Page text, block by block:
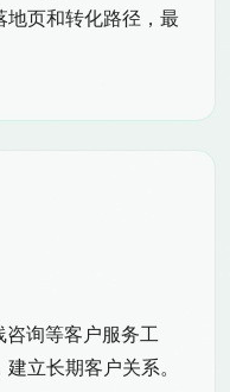
页和转化路径，最
询等客户服务工
立长期客户关系。